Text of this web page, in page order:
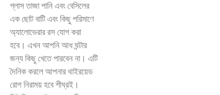
গ্লাস তাজা পানি এবং বেসিলের
এক ছোট বাটি এবং কিছু পরিমাণে
অ্যালোভেরার রস যোগ করা
হবে। এখন আপনি আধ ঘন্টার
জন্য কিছু খেতে পারবেন না। এটি
দৈনিক করলে আপনার থাইরয়েড
রোগ নিরাময় হবে শীঘ্রই।